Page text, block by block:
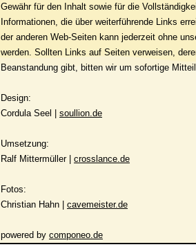
Gewähr für den Inhalt sowie für die
Informationen, die über weiterführende Links
der anderen Web-Seiten kann jederzeit ohne
werden. Sollten Links auf Seiten verweisen,
Beanstandung gibt, bitten wir um sofortige
Design:
Cordula Seel | soullion.de
Umsetzung:
Ralf Mittermüller | crosslance.de
Fotos:
Christian Hahn | cavemeister.de
powered by componeo.de